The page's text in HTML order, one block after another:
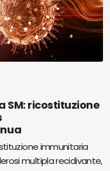
SM: ricostituzione
immunitaria
multipla recidivante,